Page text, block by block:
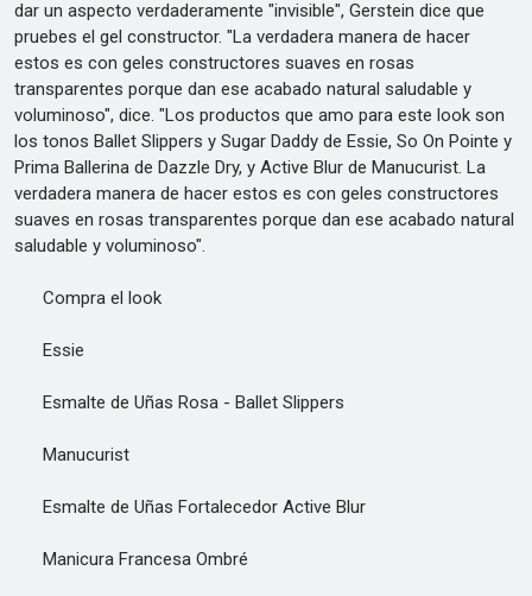
dar un aspecto verdaderamente "invisible", Gerstein dice que
pruebes el gel constructor. "La verdadera manera de hacer
estos es con geles constructores suaves en rosas
transparentes porque dan ese acabado natural saludable y
voluminoso", dice. "Los productos que amo para este look son
los tonos Ballet Slippers y Sugar Daddy de Essie, So On Pointe y
Prima Ballerina de Dazzle Dry, y Active Blur de Manucurist. La
verdadera manera de hacer estos es con geles constructores
suaves en rosas transparentes porque dan ese acabado natural
saludable y voluminoso".
Compra el look
Essie
Esmalte de Uñas Rosa - Ballet Slippers
Manucurist
Esmalte de Uñas Fortalecedor Active Blur
Manicura Francesa Ombré